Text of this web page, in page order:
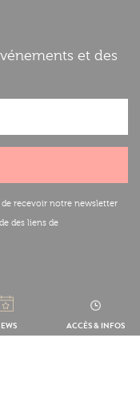
ACCÈS & INFOS
et des
de recevoir notre newsletter
des liens de
: